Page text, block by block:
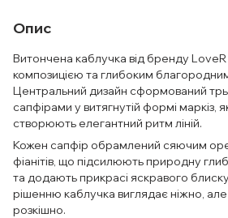
Опис
Витончена каблучка від бренду
композицією та глибоким благородним
Центральний дизайн сформований
сапфірами у витягнутій формі маркіз,
створюють елегантний ритм ліній.
Кожен сапфір обрамлений сяючим
фіанітів, що підсилюють природну
та додають прикрасі яскравого
рішенню каблучка виглядає ніжно,
розкішно.